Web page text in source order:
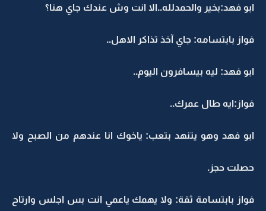
ابو فهد:بخير والحمدلله..الا انت وش عندك جاي هنا؟
فواز بابتسامه: جاي آخذ تذاكر الاهل..
ابو فهد: ليه بيسافرون اليوم..
فواز:ايه طال عمرك..
ابو فهد وهو يتنهد بتعب: ياخوك انا عندهم من الصبح ولا
حصلت حجز.
فواز بابتسامة ثقة: ولا يهمك ياعمي انت بس اجلس وارتاح